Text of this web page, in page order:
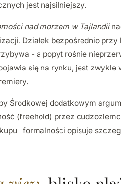
jest najsilniejszy.
nad morzem w Tajlandii
Działek bezpośrednio
- a popyt rośnie
się na rynku, jest zwykle
Środkowej dodatkowym
(freehold) przez
i formalności opisuje